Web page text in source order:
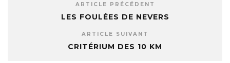
ARTICLE PRÉCÉDENT
LES FOULÉES DE NEVERS
ARTICLE SUIVANT
CRITÉRIUM DES 10 KM